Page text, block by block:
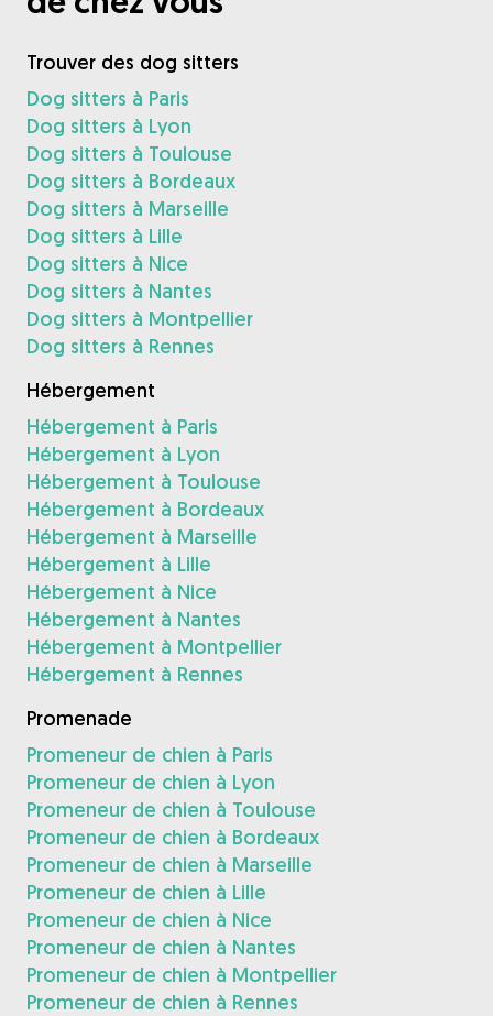
Trouver des dog sitters
Dog sitters à Paris
Dog sitters à Lyon
Dog sitters à Toulouse
Dog sitters à Bordeaux
Dog sitters à Marseille
Dog sitters à Lille
Dog sitters à Nice
Dog sitters à Nantes
Dog sitters à Montpellier
Dog sitters à Rennes
Hébergement
Hébergement à Paris
Hébergement à Lyon
Hébergement à Toulouse
Hébergement à Bordeaux
Hébergement à Marseille
Hébergement à Lille
Hébergement à Nice
Hébergement à Nantes
Hébergement à Montpellier
Hébergement à Rennes
Promenade
Promeneur de chien à Paris
Promeneur de chien à Lyon
Promeneur de chien à Toulouse
Promeneur de chien à Bordeaux
Promeneur de chien à Marseille
Promeneur de chien à Lille
Promeneur de chien à Nice
Promeneur de chien à Nantes
Promeneur de chien à Montpellier
Promeneur de chien à Rennes